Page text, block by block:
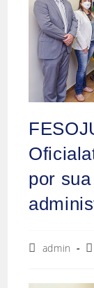
por
admin